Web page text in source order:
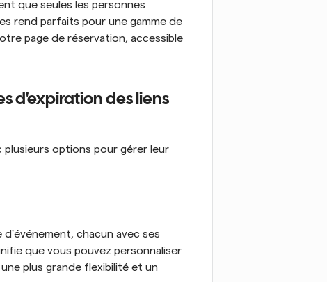
que seules les personnes
rend parfaits pour une gamme de
page de réservation, accessible
d'expiration des liens
plusieurs options pour gérer leur
d'événement, chacun avec ses
que vous pouvez personnaliser
plus grande flexibilité et un